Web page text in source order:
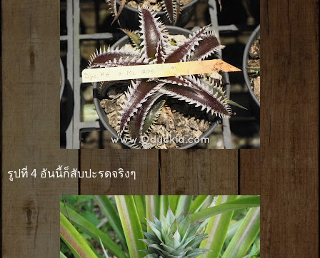
รูปที่ 4 อันนี้ก็สับปะรดจริงๆ